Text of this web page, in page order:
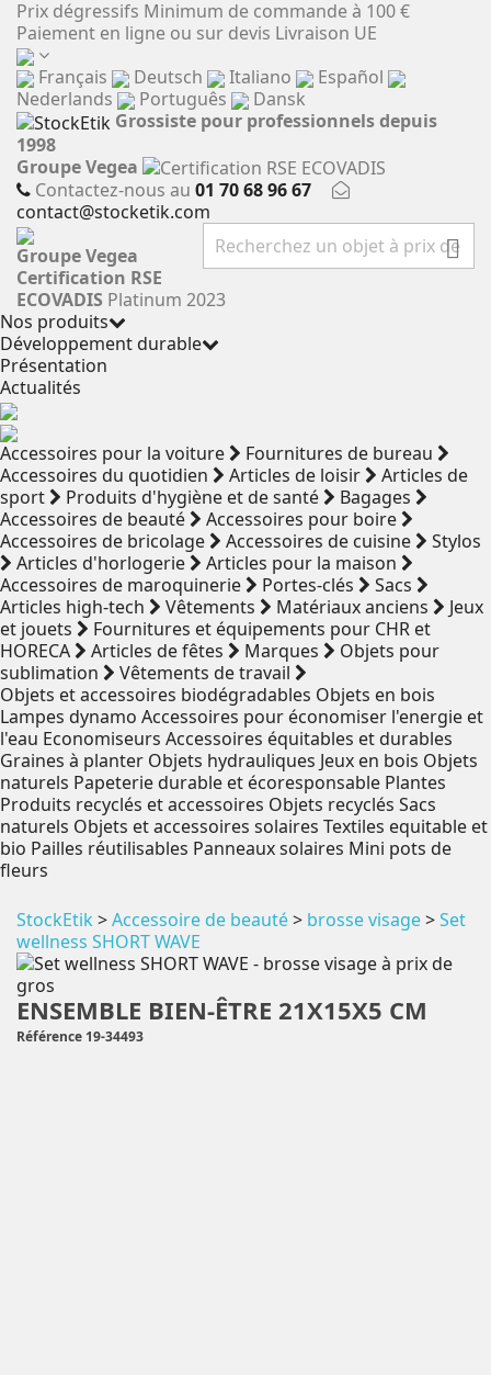
Prix dégressifs Minimum de commande à 100 €
Paiement en ligne ou sur devis Livraison UE
Français
Deutsch Italiano
Español
Nederlands
Português
Dansk
Grossiste pour professionnels depuis
1998
Groupe Vegea
Contactez-nous au 01 70 68 96 67
contact@stocketik.com

Groupe Vegea
Certification RSE
ECOVADIS Platinum 2023
Nos produits
Développement durable
Présentation
Actualités
Accessoires pour la voiture
Fournitures de bureau
Accessoires du quotidien
Articles de loisir
Articles de
sport
Produits d'hygiène et de santé
Bagages
Accessoires de beauté
Accessoires pour boire
Accessoires de bricolage
Accessoires de cuisine
Stylos
Articles d'horlogerie
Articles pour la maison
Accessoires de maroquinerie
Portes-clés
Sacs
Articles high-tech
Vêtements Matériaux anciens
Jeux
et jouets
Fournitures et équipements pour CHR et
HORECA
Articles de fêtes Marques
Objets pour
sublimation
Vêtements de travail
Objets et accessoires biodégradables Objets en bois
Lampes dynamo Accessoires pour économiser l'energie et
l'eau Economiseurs Accessoires équitables et durables
Graines à planter Objets hydrauliques Jeux en bois Objets
naturels Papeterie durable et écoresponsable Plantes
Produits recyclés et accessoires Objets recyclés Sacs
naturels Objets et accessoires solaires Textiles equitable et
bio Pailles réutilisables Panneaux solaires Mini pots de
fleurs
StockEtik >Accessoire de beauté> brosse visage>Set
wellness SHORT WAVE
ENSEMBLE BIEN-ÊTRE 21X15X5 CM
Référence 19-34493
Panneau de gestion des cookies